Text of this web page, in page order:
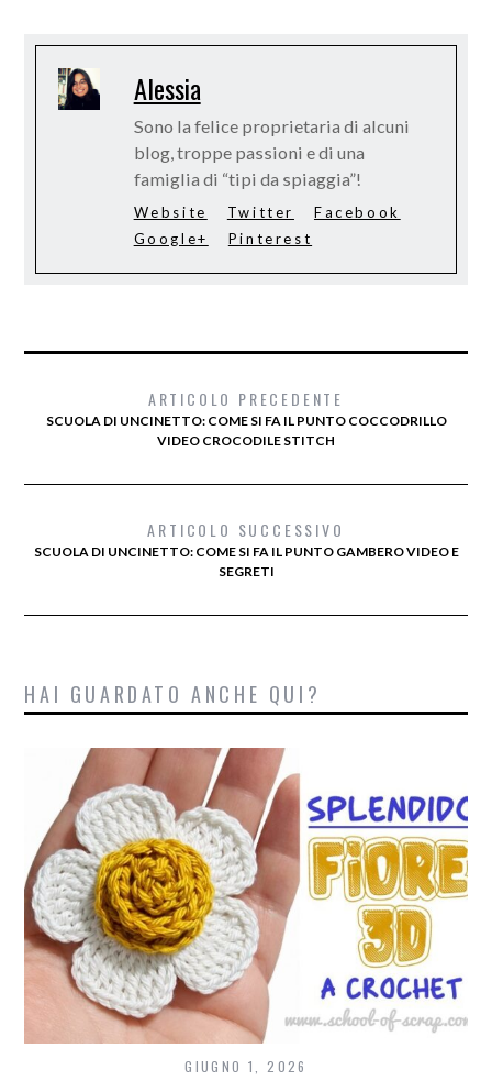
Alessia
Sono la felice proprietaria di alcuni
blog, troppe passioni e di una
famiglia di “tipi da spiaggia”!
Website Twitter
Facebook
Google+
Pinterest
ARTICOLO PRECEDENTE
SCUOLA DI UNCINETTO: COME SI FA IL PUNTO COCCODRILLO
VIDEO CROCODILE STITCH
ARTICOLO SUCCESSIVO
SCUOLA DI UNCINETTO: COME SI FA IL PUNTO GAMBERO VIDEO E
SEGRETI
HAI GUARDATO ANCHE QUI?
GIUGNO 1, 2026